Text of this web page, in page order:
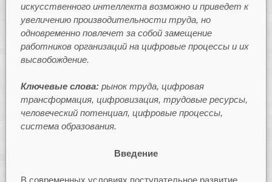
искусственного интеллекта возможно и приведет к
увеличению производительности труда, но
одновременно повлечет за собой замещение
работников организаций на цифровые процессы и их
высвобождение.
Ключевые слова: рынок труда, цифровая
трансформация, цифровизация, трудовые ресурсы,
человеческий потенциал, цифровые процессы,
система образования.
Введение